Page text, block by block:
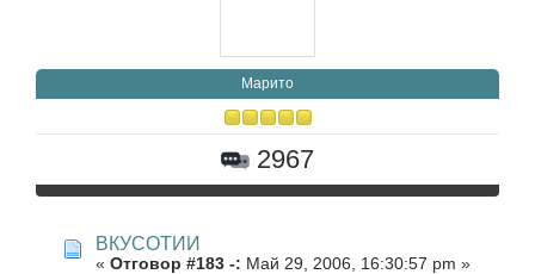
Марито
2967
ВКУСОТИИ
« Отговор #183 -: Май 29, 2006, 16:30:57 pm »